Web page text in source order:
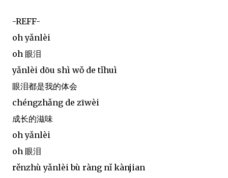
-REFF-
oh yǎnlèi
oh 眼泪
yǎnlèi dōu shì wǒ de tǐhuì
眼泪都是我的体会
chéngzhǎng de zīwèi
成长的滋味
oh yǎnlèi
oh 眼泪
rěnzhù yǎnlèi bù ràng nǐ kànjian